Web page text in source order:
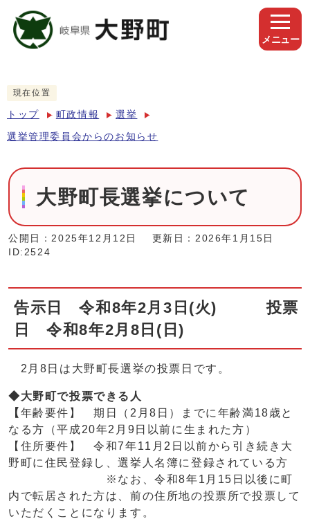
メニュー
現在位置
トップ 町政情報 選挙
選挙管理委員会からのお知らせ
大野町長選挙について
公開日：2025年12月12日
更新日：2026年1月15日
ID:2524
告示日 令和8年2月3日(火) 投票
日 令和8年2月8日(日)
2月8日は大野町長選挙の投票日です。
◆大野町で投票できる人
【 年齢要件】 期日（2月8日）までに年齢満18歳と
なる方（平成20年2月9日以前に生まれた方）
【住所要件】 令和7年11月2日以前から引き続き大
野町に住民登録し、選挙人名簿に登録されている方
※なお、令和8年1月15日以後に町
内で転居された方は、前の住所地の投票所で投票して
いただくことになります。